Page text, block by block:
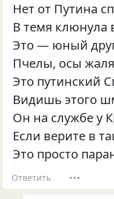
Нет от Путина
В темя клюнула
Это — юный
Пчелы, осы
Это путинский
Видишь этого
Он на службе у
Если верите в
Это просто
Ответить